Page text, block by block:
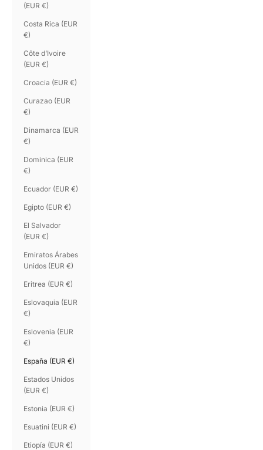
(EUR €)
Costa Rica (EUR
€)
Côte d’Ivoire
(EUR €)
Croacia (EUR €)
Curazao (EUR
€)
Dinamarca (EUR
€)
Dominica (EUR
€)
Ecuador (EUR €)
Egipto (EUR €)
El Salvador
(EUR €)
Emiratos Árabes
Unidos (EUR €)
Eritrea (EUR €)
Eslovaquia (EUR
€)
Eslovenia (EUR
€)
España (EUR €)
Estados Unidos
(EUR €)
Estonia (EUR €)
Esuatini (EUR €)
Etiopía (EUR €)